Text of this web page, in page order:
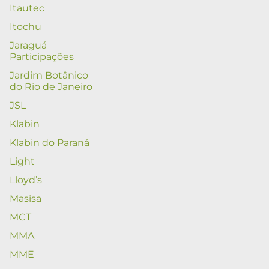
Itautec
Itochu
Jaraguá
Participações
Jardim Botânico
do Rio de Janeiro
JSL
Klabin
Klabin do Paraná
Light
Lloyd’s
Masisa
MCT
MMA
MME